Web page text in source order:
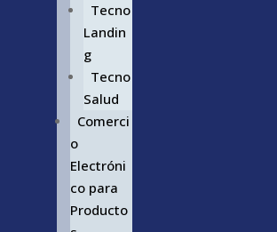
Tecno
Landin
g
Tecno
Salud
Comerci
o
Electróni
co para
Producto